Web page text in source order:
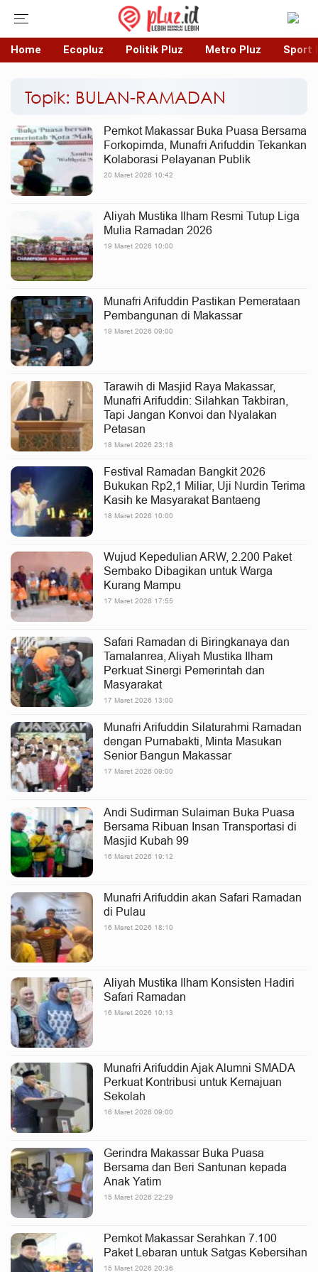
Home Ecopluz Politik Pluz Metro Pluz Sport
Topik: BULAN-RAMADAN
Pemkot Makassar Buka Puasa Bersama
Forkopimda, Munafri Arifuddin Tekankan
Kolaborasi Pelayanan Publik
20 Maret 2026 10:42
Aliyah Mustika Ilham Resmi Tutup Liga
Mulia Ramadan 2026
19 Maret 2026 10:00
Munafri Arifuddin Pastikan Pemerataan
Pembangunan di Makassar
19 Maret 2026 09:00
Tarawih di Masjid Raya Makassar,
Munafri Arifuddin: Silahkan Takbiran,
Tapi Jangan Konvoi dan Nyalakan
Petasan
18 Maret 2026 23:18
Festival Ramadan Bangkit 2026
Bukukan Rp2,1 Miliar, Uji Nurdin Terima
Kasih ke Masyarakat Bantaeng
18 Maret 2026 10:00
Wujud Kepedulian ARW, 2.200 Paket
Sembako Dibagikan untuk Warga
Kurang Mampu
17 Maret 2026 17:55
Safari Ramadan di Biringkanaya dan
Tamalanrea, Aliyah Mustika Ilham
Perkuat Sinergi Pemerintah dan
Masyarakat
17 Maret 2026 13:00
Munafri Arifuddin Silaturahmi Ramadan
dengan Purnabakti, Minta Masukan
Senior Bangun Makassar
17 Maret 2026 09:00
Andi Sudirman Sulaiman Buka Puasa
Bersama Ribuan Insan Transportasi di
Masjid Kubah 99
16 Maret 2026 19:12
Munafri Arifuddin akan Safari Ramadan
di Pulau
16 Maret 2026 18:10
Aliyah Mustika Ilham Konsisten Hadiri
Safari Ramadan
16 Maret 2026 10:13
Munafri Arifuddin Ajak Alumni SMADA
Perkuat Kontribusi untuk Kemajuan
Sekolah
16 Maret 2026 09:00
Gerindra Makassar Buka Puasa
Bersama dan Beri Santunan kepada
Anak Yatim
15 Maret 2026 22:29
Pemkot Makassar Serahkan 7.100
Paket Lebaran untuk Satgas Kebersihan
15 Maret 2026 20:36